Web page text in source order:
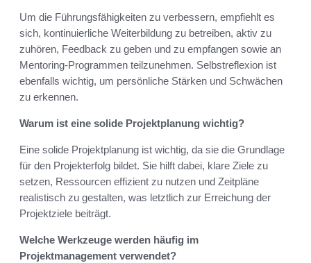
Um die Führungsfähigkeiten zu verbessern, empfiehlt es
sich, kontinuierliche Weiterbildung zu betreiben, aktiv zu
zuhören, Feedback zu geben und zu empfangen sowie an
Mentoring-Programmen teilzunehmen. Selbstreflexion ist
ebenfalls wichtig, um persönliche Stärken und Schwächen
zu erkennen.
Warum ist eine solide Projektplanung wichtig?
Eine solide Projektplanung ist wichtig, da sie die Grundlage
für den Projekterfolg bildet. Sie hilft dabei, klare Ziele zu
setzen, Ressourcen effizient zu nutzen und Zeitpläne
realistisch zu gestalten, was letztlich zur Erreichung der
Projektziele beiträgt.
Welche Werkzeuge werden häufig im
Projektmanagement verwendet?